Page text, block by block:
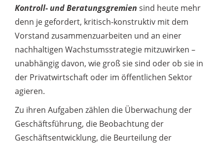
Kontroll- und Beratungsgremien sind heute mehr
denn je gefordert, kritisch-konstruktiv mit dem
Vorstand zusammenzuarbeiten und an einer
nachhaltigen Wachstumsstrategie mitzuwirken –
unabhängig davon, wie groß sie sind oder ob sie in
der Privatwirtschaft oder im öffentlichen Sektor
agieren.
Zu ihren Aufgaben zählen die Überwachung der
Geschäftsführung, die Beobachtung der
Geschäftsentwicklung, die Beurteilung der